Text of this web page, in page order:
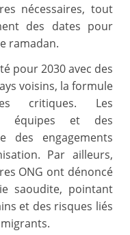
nécessaires, tout
des dates pour
ramadan.
pour 2030 avec des
voisins, la formule
critiques. Les
équipes et des
des engagements
Par ailleurs,
ONG ont dénoncé
saoudite, pointant
et des risques liés